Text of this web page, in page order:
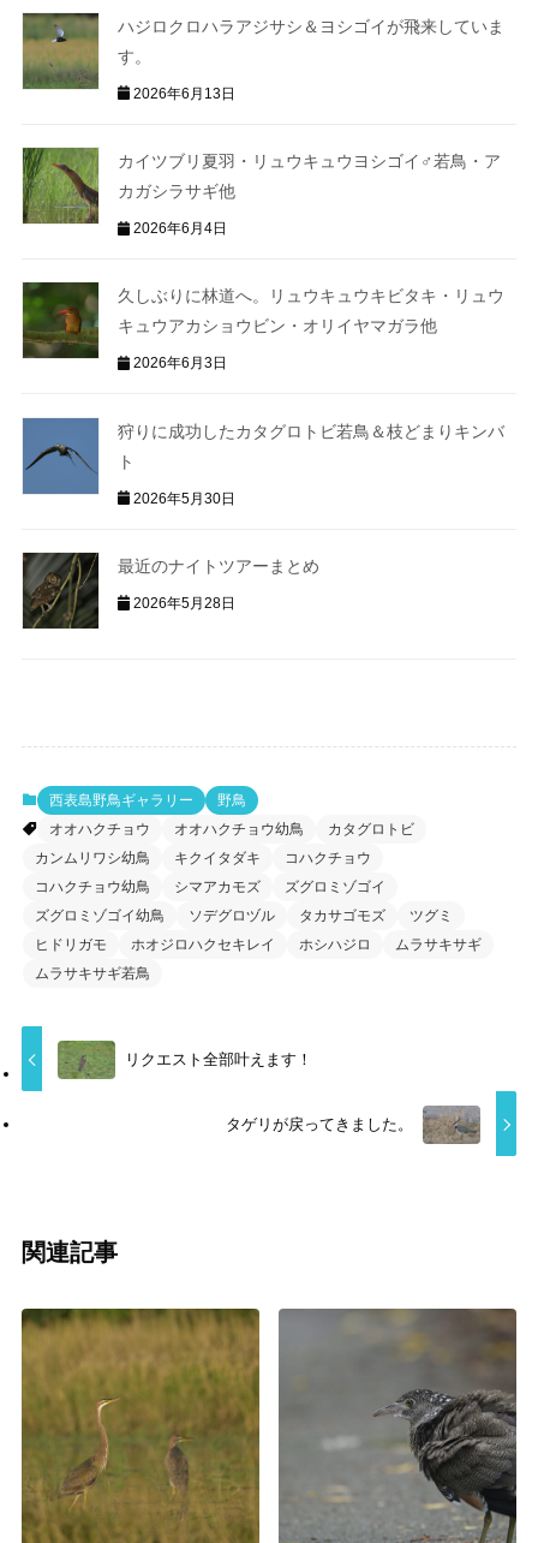
ハジロクロハラアジサシ＆ヨシゴイが飛来していま
す。
2026年6月13日
カイツブリ夏羽・リュウキュウヨシゴイ♂若鳥・ア
カガシラサギ他
2026年6月4日
久しぶりに林道へ。リュウキュウキビタキ・リュウ
キュウアカショウビン・オリイヤマガラ他
2026年6月3日
狩りに成功したカタグロトビ若鳥＆枝どまりキンバ
ト
2026年5月30日
最近のナイトツアーまとめ
2026年5月28日
西表島野鳥ギャラリー
野鳥
オオハクチョウ
オオハクチョウ幼鳥
カタグロトビ
カンムリワシ幼鳥
キクイタダキ
コハクチョウ
コハクチョウ幼鳥
シマアカモズ
ズグロミゾゴイ
ズグロミゾゴイ幼鳥
ソデグロヅル タカサゴモズ
ツグミ
ヒドリガモ
ホオジロハクセキレイ ホシハジロ
ムラサキサギ
ムラサキサギ若鳥
リクエスト全部叶えます！
タゲリが戻ってきました。
関連記事